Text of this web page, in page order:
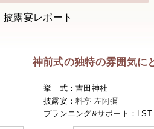
露宴レポート
神前式の独特の雰囲気に
挙 式：吉田神社
披露宴：料亭 左阿彌
プランニング&サポート：